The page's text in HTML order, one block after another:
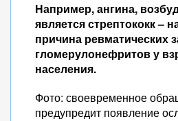
Например, ангина,
является стрептококк –
причина ревматических
гломерулонефритов у
населения.
Фото: своевременное
предупредит появление